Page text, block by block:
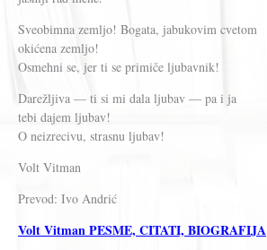
Sveobimna zemljo! Bogata, jabukovim cvetom
okićena zemljo!
Osmehni se, jer ti se primiče ljubavnik!
Darežljiva — ti si mi dala ljubav — pa i ja
tebi dajem ljubav!
O neizrecivu, strasnu ljubav!
Volt Vitman
Prevod: Ivo Andrić
Volt Vitman PESME, CITATI, BIOGRAFIJA